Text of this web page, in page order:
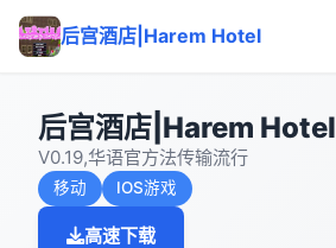
后宫酒店|Harem Hotel
后宫酒店|Harem Hotel
V0.19,华语官方法传输流行
移动 IOS游戏
高速下载